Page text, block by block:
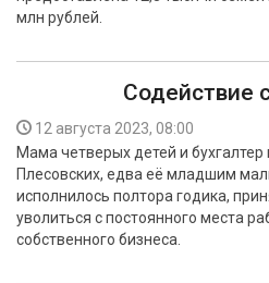
СПОРТ
млн рублей.
Содействие
12 августа 2023, 08:00
Мама четверых детей и
Плесовских, едва её младшим
исполнилось полтора годика,
уволиться с постоянного места
собственного бизнеса.